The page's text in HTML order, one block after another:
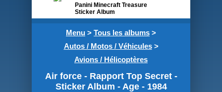
Menu > Tous les albums >
Autos / Motos / Véhicules>
Avions / Hélicoptères
Air force - Rapport Top Secret -
Sticker Album - Age - 1984
Panini Minecraft Treasure
Sticker Album
5 stickers